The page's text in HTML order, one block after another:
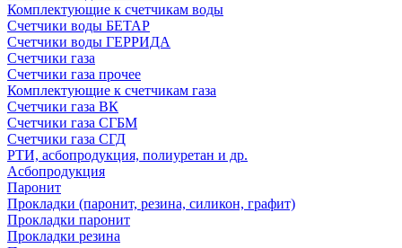
Комплектующие к счетчикам воды
Счетчики воды БЕТАР
Счетчики воды ГЕРРИДА
Счетчики газа
Счетчики газа прочее
Комплектующие к счетчикам газа
Счетчики газа ВК
Счетчики газа СГБМ
Счетчики газа СГД
РТИ, асбопродукция, полиуретан и др.
Асбопродукция
Паронит
Прокладки (паронит, резина, силикон, графит)
Прокладки паронит
Прокладки резина